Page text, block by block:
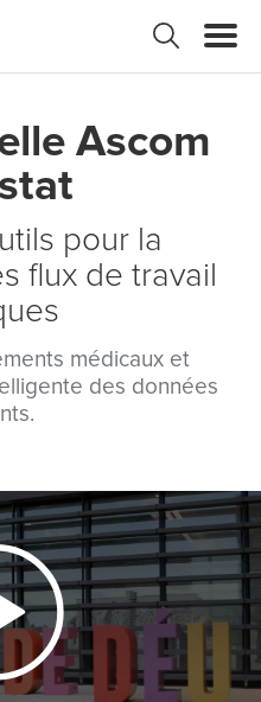
Ascom
pour la
flux de travail
médicaux et
des données